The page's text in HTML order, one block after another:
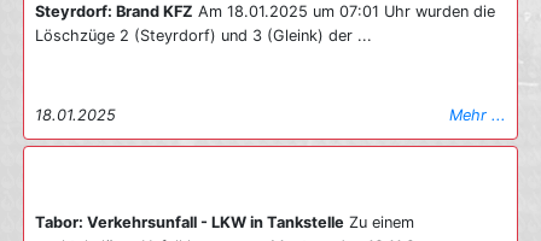
Steyrdorf: Brand KFZ Am 18.01.2025 um 07:01 Uhr wurden die
Löschzüge 2 (Steyrdorf) und 3 (Gleink) der ...
18.01.2025 Mehr ...
Tabor: Verkehrsunfall - LKW in Tankstelle Zu einem